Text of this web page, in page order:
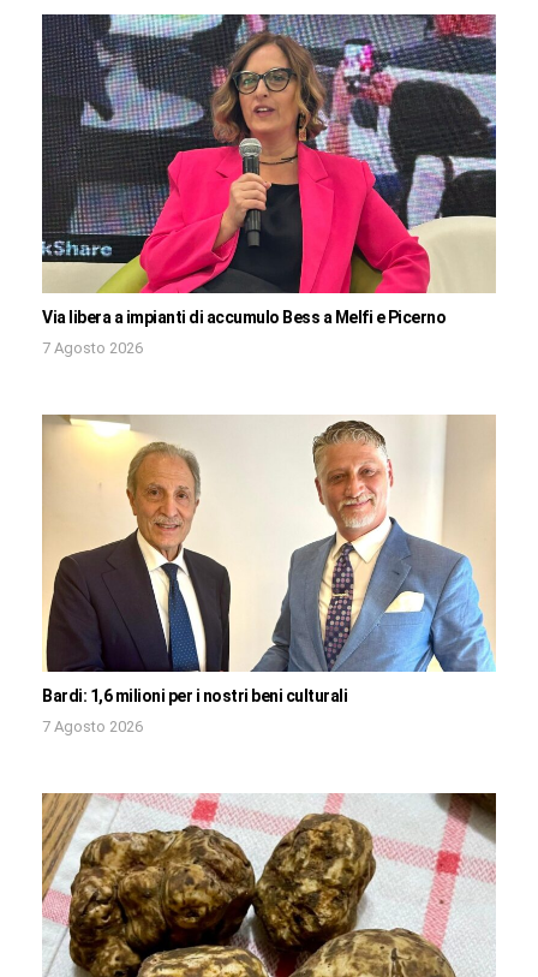
Via libera a impianti di accumulo Bess a Melfi e Picerno
7 Agosto 2026
Bardi: 1,6 milioni per i nostri beni culturali
7 Agosto 2026